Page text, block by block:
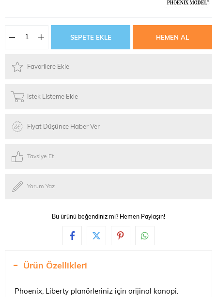
Favorilere Ekle
İstek Listeme Ekle
Fiyat Düşünce Haber Ver
Tavsiye Et
Yorum Yaz
Bu ürünü beğendiniz mi? Hemen Paylaşın!
Ürün Özellikleri
Phoenix, Liberty planörleriniz için orijinal kanopi.